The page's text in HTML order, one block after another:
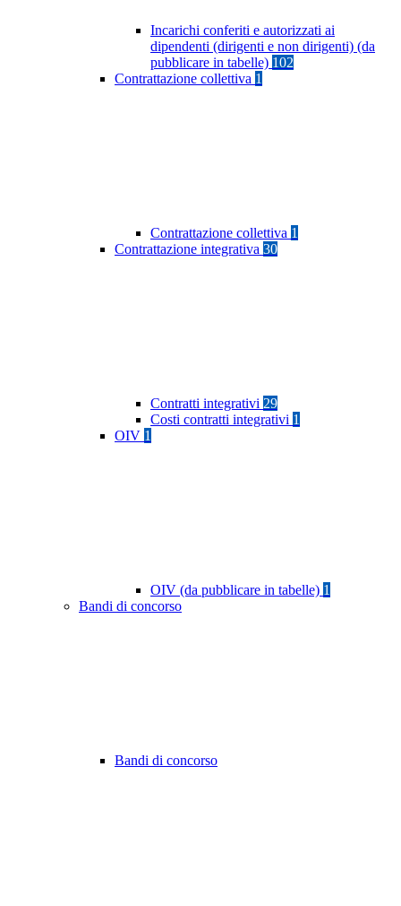
Incarichi conferiti e autorizzati ai
dipendenti (dirigenti e non dirigenti) (da
pubblicare in tabelle) 102
Contrattazione collettiva 1
Contrattazione collettiva 1
Contrattazione integrativa 30
Contratti integrativi 29
Costi contratti integrativi 1
OIV 1
OIV (da pubblicare in tabelle) 1
Bandi di concorso
Bandi di concorso